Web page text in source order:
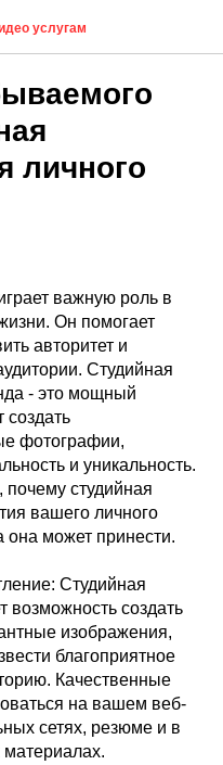
услугам
личного
важную роль в
Он помогает
авторитет и
Студийная
- это мощный
создать
фотографии,
и уникальность.
студийная
вашего личного
она может принести.
Студийная
возможность создать
изображения,
благоприятное
Качественные
на вашем веб-
сетях, резюме и в